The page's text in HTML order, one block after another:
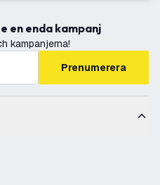
en enda kampanj
kampanjerna!
Prenumerera